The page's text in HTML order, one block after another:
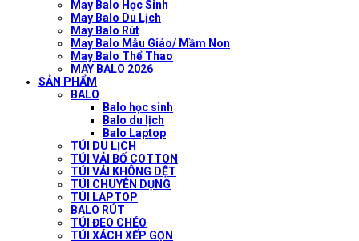
May Balo Học Sinh
May Balo Du Lịch
May Balo Rút
May Balo Mẫu Giáo/ Mầm Non
May Balo Thể Thao
MAY BALO 2026
SẢN PHẨM
BALO
Balo học sinh
Balo du lịch
Balo Laptop
TÚI DU LỊCH
TÚI VẢI BỐ COTTON
TÚI VẢI KHÔNG DỆT
TÚI CHUYÊN DỤNG
TÚI LAPTOP
BALO RÚT
TÚI ĐEO CHÉO
TÚI XÁCH XẾP GỌN